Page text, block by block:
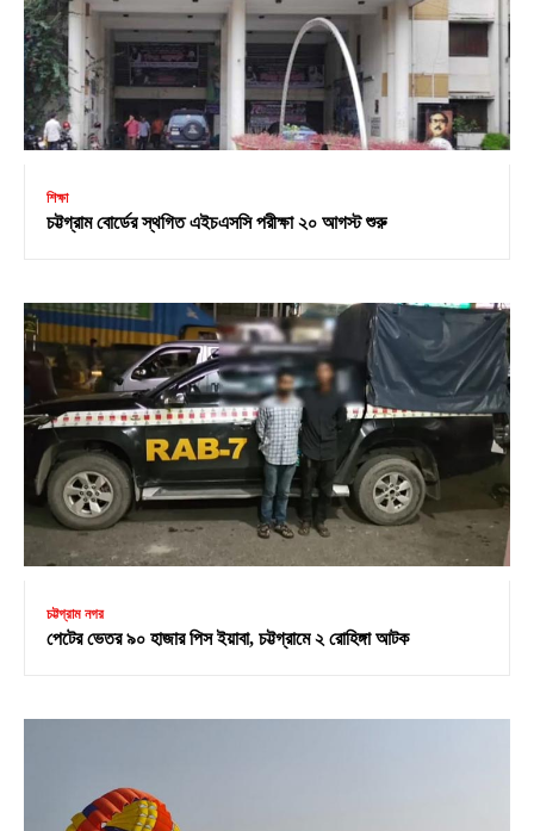
শিক্ষা
চট্টগ্রাম বোর্ডের স্থগিত এইচএসসি পরীক্ষা ২০ আগস্ট শুরু
চট্টগ্রাম নগর
পেটের ভেতর ৯০ হাজার পিস ইয়াবা, চট্টগ্রামে ২ রোহিঙ্গা আটক